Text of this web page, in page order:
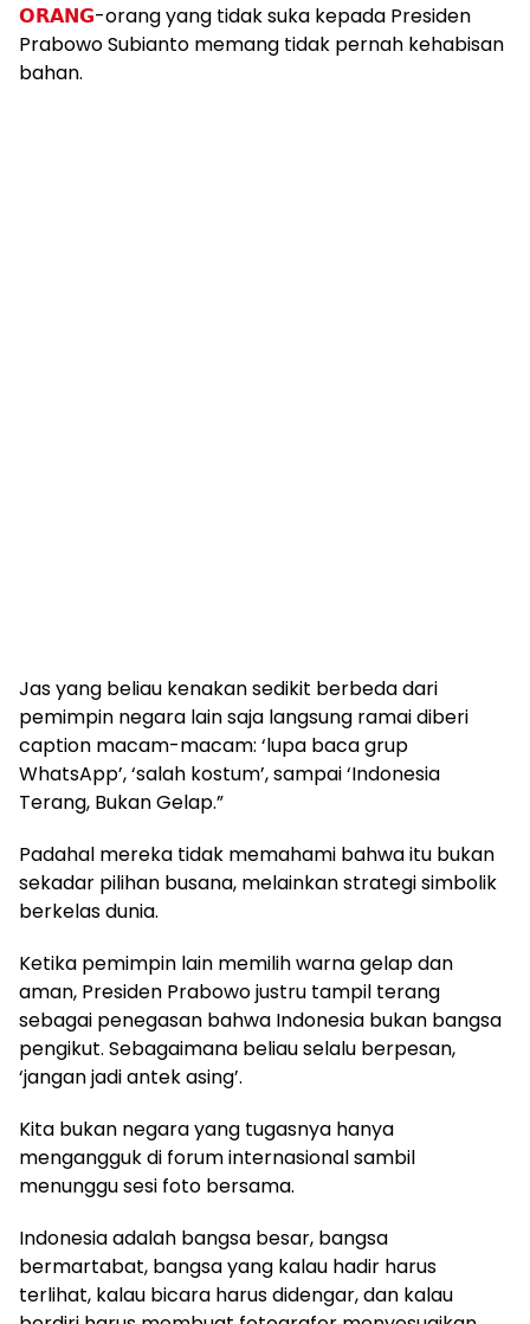
𝗢𝗥𝗔𝗡𝗚-orang yang tidak suka kepada Presiden
Prabowo Subianto memang tidak pernah kehabisan
bahan.
Jas yang beliau kenakan sedikit berbeda dari
pemimpin negara lain saja langsung ramai diberi
caption macam-macam: ‘lupa baca grup
WhatsApp’, ‘salah kostum’, sampai ‘Indonesia
Terang, Bukan Gelap.”
Padahal mereka tidak memahami bahwa itu bukan
sekadar pilihan busana, melainkan strategi simbolik
berkelas dunia.
Ketika pemimpin lain memilih warna gelap dan
aman, Presiden Prabowo justru tampil terang
sebagai penegasan bahwa Indonesia bukan bangsa
pengikut. Sebagaimana beliau selalu berpesan,
‘jangan jadi antek asing’.
Kita bukan negara yang tugasnya hanya
mengangguk di forum internasional sambil
menunggu sesi foto bersama.
Indonesia adalah bangsa besar, bangsa
bermartabat, bangsa yang kalau hadir harus
terlihat, kalau bicara harus didengar, dan kalau